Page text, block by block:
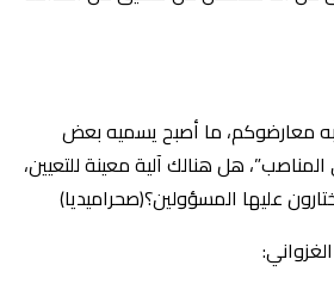
به معارضوكم، ما أصبح يسميه بعض
المناصب”، هل هنالك آلية معينة للتعيين،
عليها المسؤولين؟(صحراميديا)